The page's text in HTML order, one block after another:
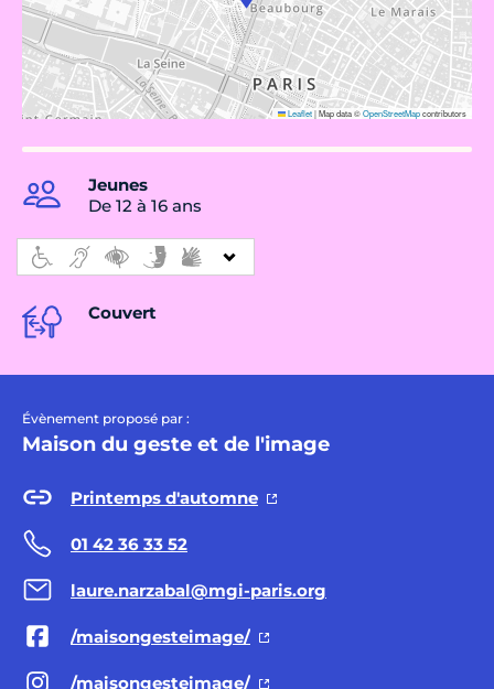
Leaflet|Map data ©OpenStreetMapcontributors
Jeunes
De 12 à 16 ans
Couvert
Évènement proposé par :
Maison du geste et de l'image
Printemps d'automne
01 42 36 33 52
laure.narzabal@mgi-paris.org
/maisongesteimage/
/maisongesteimage/